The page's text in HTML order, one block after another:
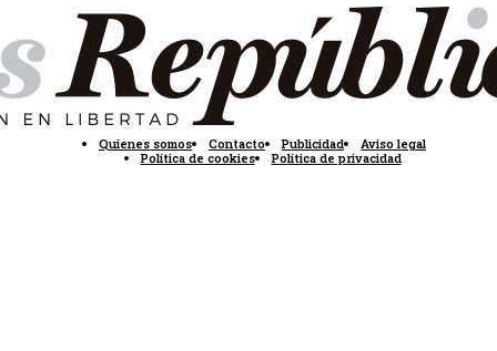
Quienes somos Contacto Publicidad
Aviso legal
Política de cookies
Política de privacidad